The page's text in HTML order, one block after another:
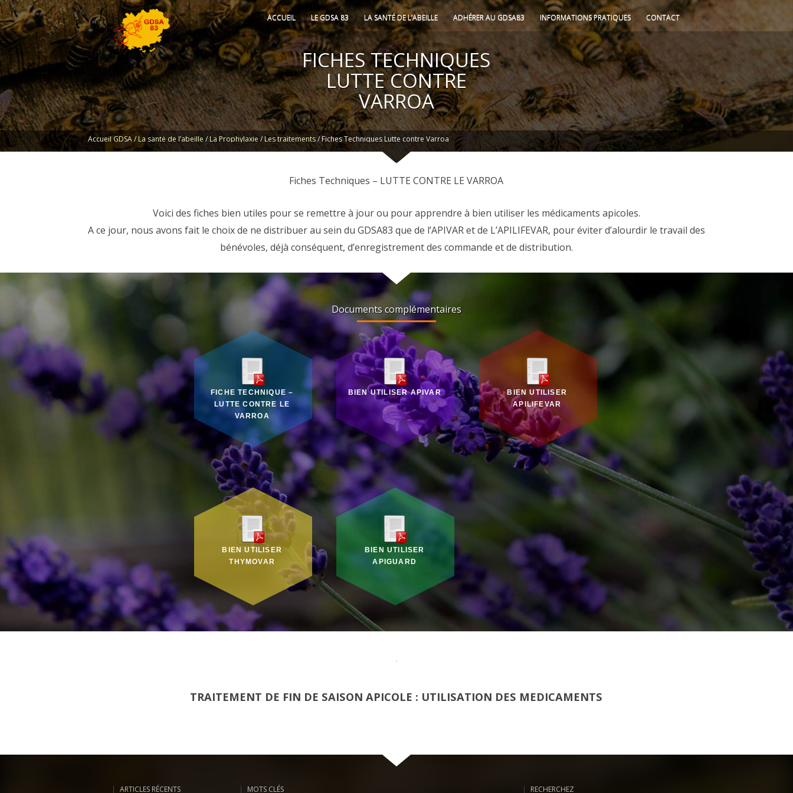
ACCUEIL LE GDSA 83 LA SANTÉ DE L’ABEILLE ADHÉRER AU GDSA83 INFORMATIONS PRATIQUES CONTACT
FICHES TECHNIQUES
LUTTE CONTRE
VARROA
Accueil GDSA/La santé de l’abeille /La Prophylaxie /Les traitements/Fiches Techniques Lutte contre Varroa
Fiches Techniques – LUTTE CONTRE LE VARROA
Voici des fiches bien utiles pour se remettre à jour ou pour apprendre à bien utiliser les médicaments apicoles.
A ce jour, nous avons fait le choix de ne distribuer au sein du GDSA83 que de l’APIVAR et de L’APILIFEVAR, pour éviter d’alourdir le travail des
bénévoles, déjà conséquent, d’enregistrement des commande et de distribution.
Documents complémentaires
FICHE TECHNIQUE –
LUTTE CONTRE LE
VARROA
BIEN UTILISER APIVAR
BIEN UTILISER
APILIFEVAR
BIEN UTILISER
THYMOVAR
BIEN UTILISER
APIGUARD
TRAITEMENT DE FIN DE SAISON APICOLE : UTILISATION DES MEDICAMENTS
ARTICLES RÉCENTS MOTS CLÉS RECHERCHEZ